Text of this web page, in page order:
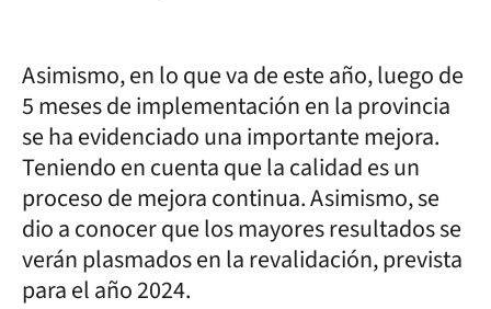
Asimismo, en lo que va de este año, luego de
5 meses de implementación en la provincia
se ha evidenciado una importante mejora.
Teniendo en cuenta que la calidad es un
proceso de mejora continua. Asimismo, se
dio a conocer que los mayores resultados se
verán plasmados en la revalidación, prevista
para el año 2024.